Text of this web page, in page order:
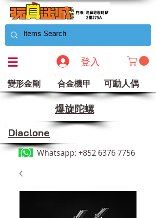
登入
變形金剛 合金機甲 可動人偶
​爆旋陀螺
Diaclone
Whatsapp: +852 6376 7756